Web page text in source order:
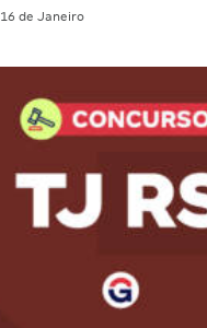
16 de Janeiro